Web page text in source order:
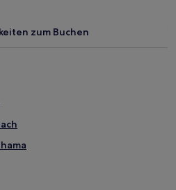
zum Buchen